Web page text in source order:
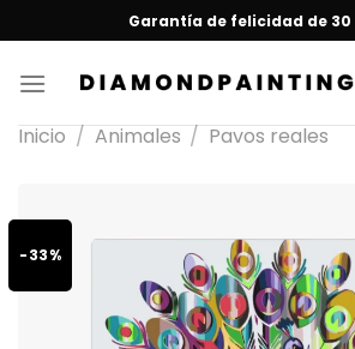
Garantía de felicidad de 30
Inicio / Animales / Pavos reales
-33%